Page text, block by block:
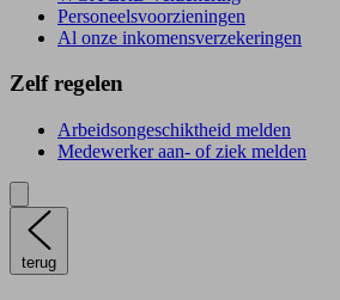
Personeelsvoorzieningen
Al onze inkomensverzekeringen
Zelf regelen
Arbeidsongeschiktheid melden
Medewerker aan- of ziek melden
terug